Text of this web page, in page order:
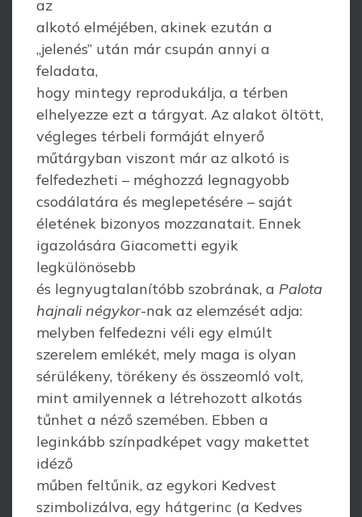
az
alkotó elméjében, akinek ezután a
„jelenés” után már csupán annyi a
feladata,
hogy mintegy reprodukálja, a térben
elhelyezze ezt a tárgyat. Az alakot öltött,
végleges térbeli formáját elnyerő
műtárgyban viszont már az alkotó is
felfedezheti – méghozzá legnagyobb
csodálatára és meglepetésére – saját
életének bizonyos mozzanatait. Ennek
igazolására Giacometti egyik
legkülönösebb
és legnyugtalanítóbb szobrának, a Palota
hajnali négykor-nak az elemzését adja:
melyben felfedezni véli egy elmúlt
szerelem emlékét, mely maga is olyan
sérülékeny, törékeny és összeomló volt,
mint amilyennek a létrehozott alkotás
tűnhet a néző szemében. Ebben a
leginkább színpadképet vagy makettet
idéző
műben feltűnik, az egykori Kedvest
szimbolizálva, egy hátgerinc (a Kedves